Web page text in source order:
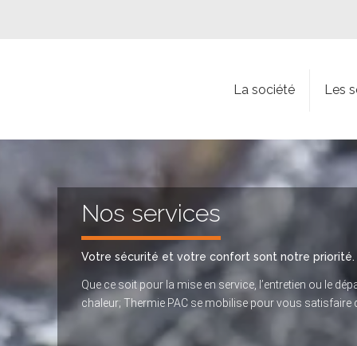
La société Les
Nos services
Votre sécurité et votre confort sont notre priorité.
Que ce soit pour la mise en service, l’entretien ou le
chaleur; Thermie PAC se mobilise pour vous satisfaire